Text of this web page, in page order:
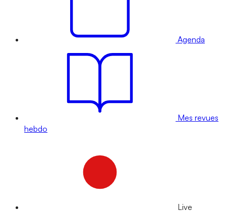
Agenda
Mes revues
hebdo
Live